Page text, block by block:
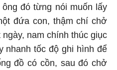
đó từng nói muốn lấy
đứa con, thậm chí chở
nam chính thúc giục
nhanh tốc độ ghi hình để
đồ có cồn, sau đó chở